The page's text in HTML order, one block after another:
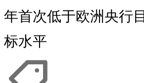
年首次低于欧洲央行目
标水平